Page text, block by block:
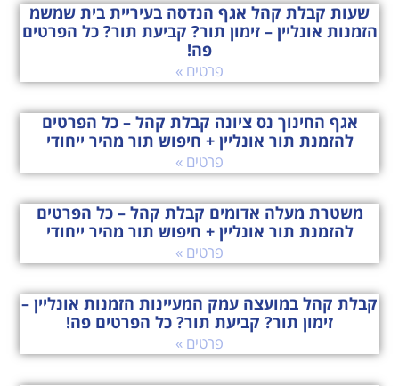
שעות קבלת קהל אגף הנדסה בעיריית בית שמשמ
הזמנות אונליין – זימון תור? קביעת תור? כל הפרטים
פה!
פרטים »
אגף החינוך נס ציונה קבלת קהל – כל הפרטים
להזמנת תור אונליין + חיפוש תור מהיר ייחודי
פרטים »
משטרת מעלה אדומים קבלת קהל – כל הפרטים
להזמנת תור אונליין + חיפוש תור מהיר ייחודי
פרטים »
קבלת קהל במועצה עמק המעיינות הזמנות אונליין –
זימון תור? קביעת תור? כל הפרטים פה!
פרטים »